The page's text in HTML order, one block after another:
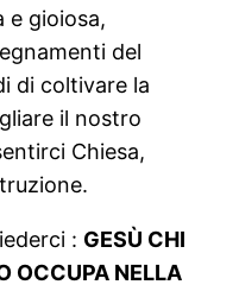
e gioiosa,
del
di coltivare la
il nostro
Chiesa,
: GESÙ CHI
OCCUPA NELLA